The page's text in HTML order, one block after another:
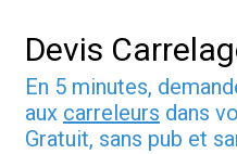
Devis
En 5 minutes,
aux carreleurs dans
Gratuit, sans pub et